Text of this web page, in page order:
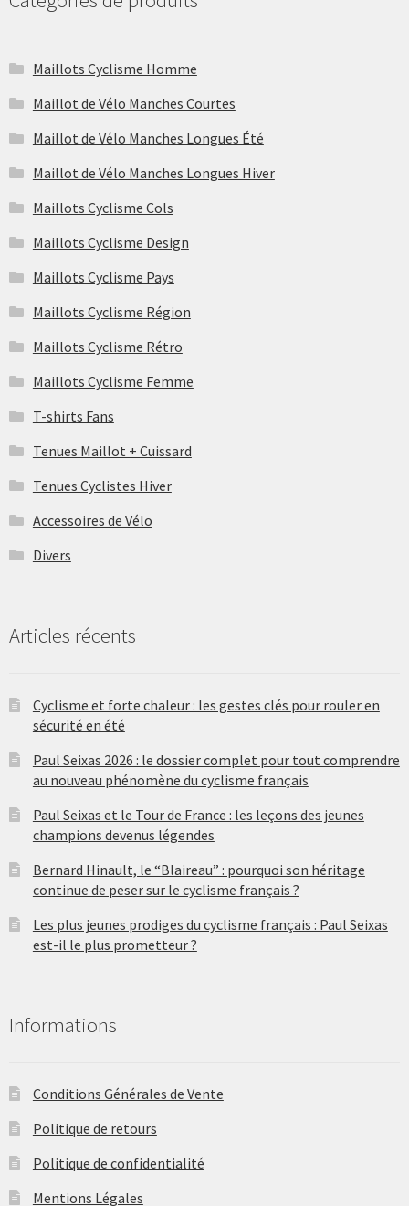
Maillots Cyclisme Homme
Maillot de Vélo Manches Courtes
Maillot de Vélo Manches Longues Été
Maillot de Vélo Manches Longues Hiver
Maillots Cyclisme Cols
Maillots Cyclisme Design
Maillots Cyclisme Pays
Maillots Cyclisme Région
Maillots Cyclisme Rétro
Maillots Cyclisme Femme
T-shirts Fans
Tenues Maillot + Cuissard
Tenues Cyclistes Hiver
Accessoires de Vélo
Divers
Articles récents
Cyclisme et forte chaleur : les gestes clés pour rouler en
sécurité en été
Paul Seixas 2026 : le dossier complet pour tout comprendre
au nouveau phénomène du cyclisme français
Paul Seixas et le Tour de France : les leçons des jeunes
champions devenus légendes
Bernard Hinault, le “Blaireau” : pourquoi son héritage
continue de peser sur le cyclisme français ?
Les plus jeunes prodiges du cyclisme français : Paul Seixas
est-il le plus prometteur ?
Informations
Conditions Générales de Vente
Politique de retours
Politique de confidentialité
Mentions Légales